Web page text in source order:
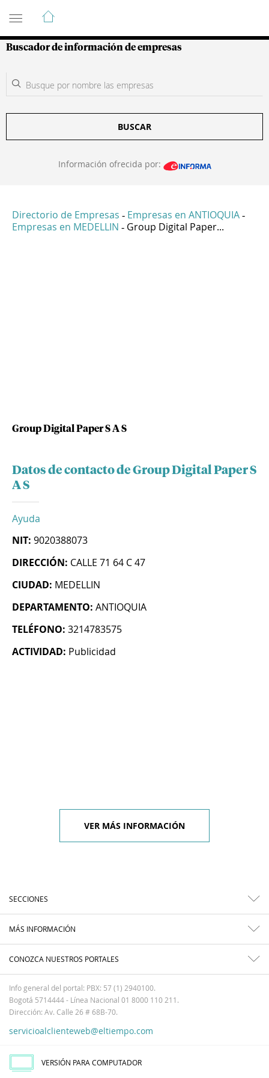
Guía de Empresas Colombianas
Buscador de información de empresas
BUSCAR
Información ofrecida por:
Directorio de Empresas - Empresas en ANTIOQUIA -
Empresas en MEDELLIN - Group Digital Paper...
Group Digital Paper S A S
Datos de contacto de Group Digital Paper S
A S
Ayuda
NIT: 9020388073
DIRECCIÓN: CALLE 71 64 C 47
CIUDAD: MEDELLIN
DEPARTAMENTO: ANTIOQUIA
TELÉFONO: 3214783575
ACTIVIDAD: Publicidad
VER MÁS INFORMACIÓN
SECCIONES
MÁS INFORMACIÓN
CONOZCA NUESTROS PORTALES
Info general del portal: PBX: 57 (1) 2940100.
Bogotá 5714444 - Línea Nacional 01 8000 110 211.
Dirección: Av. Calle 26 # 68B-70.
servicioalclienteweb@eltiempo.com
VERSIÓN PARA COMPUTADOR